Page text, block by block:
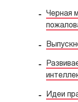
Черная
Идеи